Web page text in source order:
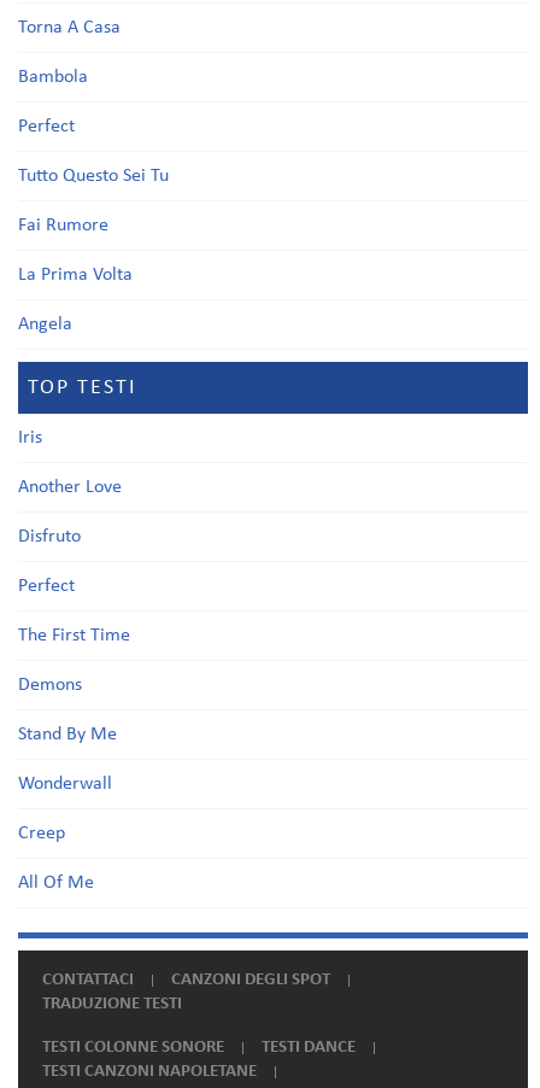
Torna A Casa
Bambola
Perfect
Tutto Questo Sei Tu
Fai Rumore
La Prima Volta
Angela
TOP TESTI
Iris
Another Love
Disfruto
Perfect
The First Time
Demons
Stand By Me
Wonderwall
Creep
All Of Me
CONTATTACI
CANZONI DEGLI SPOT
TRADUZIONE TESTI
TESTI COLONNE SONORE
TESTI DANCE
TESTI CANZONI NAPOLETANE